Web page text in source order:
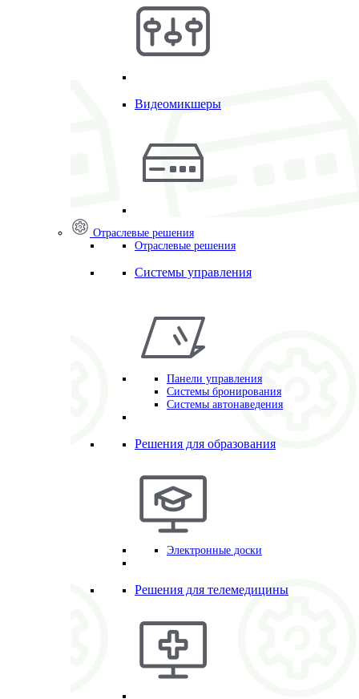
Видеомикшеры
Отраслевые решения
Отраслевые решения
Системы управления
Панели управления
Системы бронирования
Системы автонаведения
Решения для образования
Электронные доски
Решения для телемедицины